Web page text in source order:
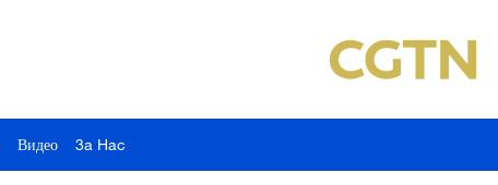
Видео 3a Hac